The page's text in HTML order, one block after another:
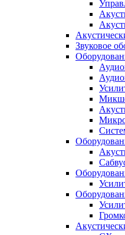
Звуковое